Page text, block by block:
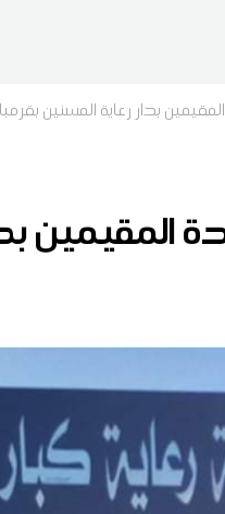
بدار رعاية المسنين
المقيمين